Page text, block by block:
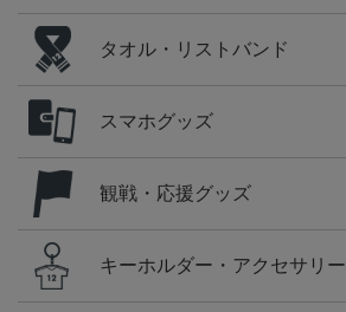
タオル・リストバンド
スマホグッズ
観戦・応援グッズ
キーホルダー・アクセサリー